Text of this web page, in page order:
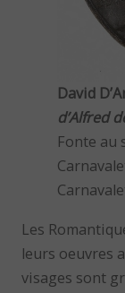
David
d’Alfred
Fonte au
Les
leurs oeuvres
visages sont